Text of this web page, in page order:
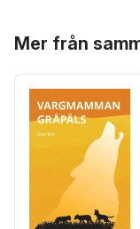
Mer från